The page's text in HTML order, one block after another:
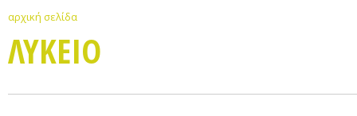
αρχική σελίδα
ΛΥΚΕΙΟ